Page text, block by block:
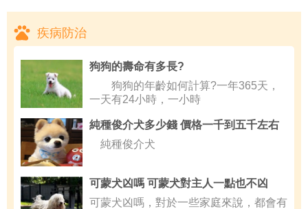
疾病防治
狗狗的壽命有多長?
狗狗的年齡如何計算?一年365天，
一天有24小時，一小時
純種俊介犬多少錢 價格一千到五千左右
純種俊介犬
可蒙犬凶嗎 可蒙犬對主人一點也不凶
可蒙犬凶嗎，對於一些家庭來說，都會有